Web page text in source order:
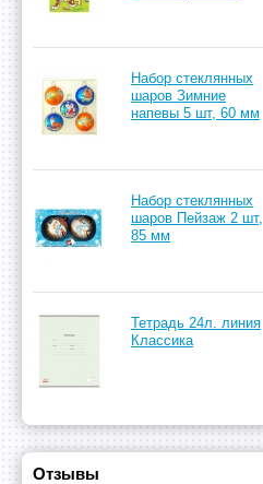
Набор стеклянных
шаров Зимние
напевы 5 шт, 60 мм
Набор стеклянных
шаров Пейзаж 2 шт,
85 мм
Тетрадь 24л. линия
Классика
Отзывы